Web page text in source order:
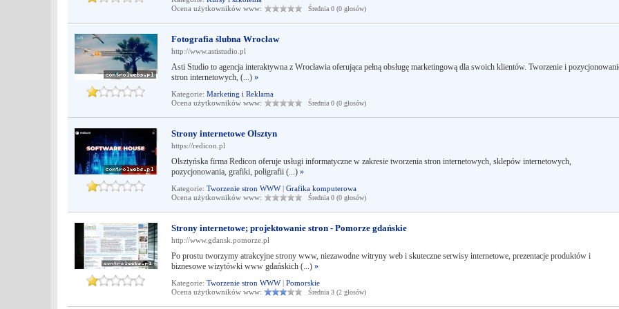
Ocena użytkowników www:
Średnia 0 (0 głosów)
Fotografia ślubna Wrocław
http://www.astistudio.pl
Asti Studio to agencja interaktywna z Wrocławia oferująca pełną obsługę marketingową dla swoich klientów. Tworzenie i
stron internetowych, (...) »
Kategorie: Marketing i Reklama
Ocena użytkowników www:
Średnia 0 (0 głosów)
Strony internetowe Olsztyn
https://redicon.pl
Olsztyńska firma Redicon oferuje usługi informatyczne w zakresie tworzenia stron internetowych, sklepów internetowych,
pozycjonowania, grafiki, poligrafii (...) »
Kategorie: Tworzenie stron WWW| Grafika komputerowa
Ocena użytkowników www:
Średnia 0 (0 głosów)
Strony internetowe; projektowanie stron - Pomorze gdańskie
http://www.gdansk.pomorze.pl
Po prostu tworzymy atrakcyjne strony www, niezawodne witryny web i skuteczne serwisy internetowe, prezentacje produktów i
biznesowe wizytówki www gdańskich (...) »
Kategorie: Tworzenie stron WWW| Pomorskie
Ocena użytkowników www:
Średnia 3 (2 głosów)